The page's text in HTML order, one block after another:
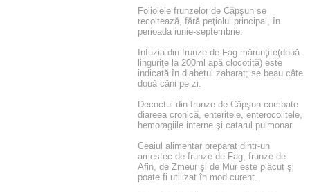
Foliolele frunzelor de Căpşun se
recoltează, fără peţiolul principal, în
perioada iunie-septembrie.
Infuzia din frunze de Fag mărunţite(două
linguriţe la 200ml apă clocotită) este
indicată în diabetul zaharat; se beau câte
două căni pe zi.
Decoctul din frunze de Căpşun combate
diareea cronică, enteritele, enterocolitele,
hemoragiile interne şi catarul pulmonar.
Ceaiul alimentar preparat dintr-un
amestec de frunze de Fag, frunze de
Afin, de Zmeur şi de Mur este plăcut şi
poate fi utilizat în mod curent.